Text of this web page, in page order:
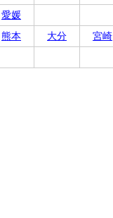
愛媛
熊本 大分
宮崎